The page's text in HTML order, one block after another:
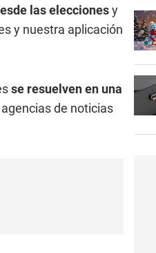
las eleccionesy
y nuestra aplicación
se resuelven en una
de noticias